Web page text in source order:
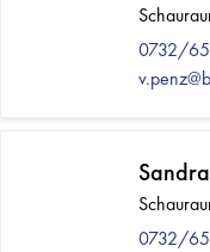
0732/
0732/